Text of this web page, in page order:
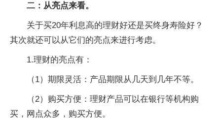
二：从亮点来看。
关于买20年利息高的理财好还是买终身寿险好？
其次就还可以从它们的亮点来进行考虑。
1.理财的亮点有：
（1）期限灵活：产品期限从几天到几年不等。
（2）购买方便：理财产品可以在银行等机构购
买，网点众多，购买方便。